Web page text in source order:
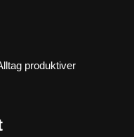
produktiver